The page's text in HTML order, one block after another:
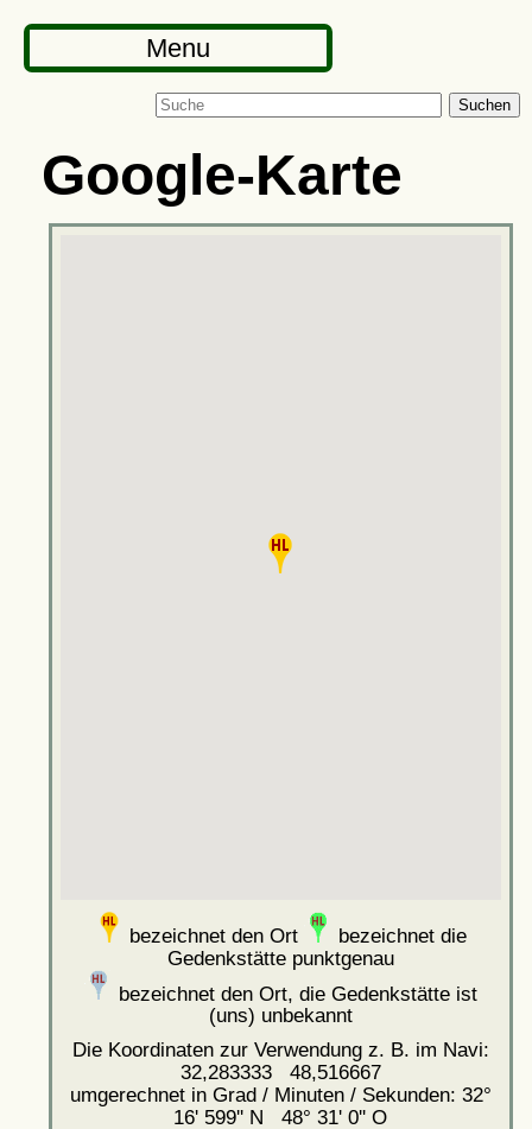
Menu
Suchen
Google-Karte
bezeichnet den Ort
bezeichnet die
Gedenkstätte punktgenau
bezeichnet den Ort, die Gedenkstätte ist
(uns) unbekannt
Die Koordinaten zur Verwendung z. B. im Navi:
32,283333 48,516667
umgerechnet in Grad / Minuten / Sekunden: 32°
16' 599'' N 48° 31' 0'' O